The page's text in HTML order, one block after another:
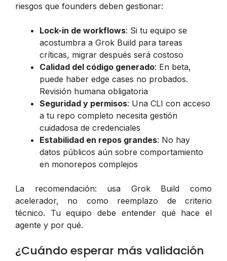
riesgos que founders deben gestionar:
Lock-in de workflows: Si tu equipo se
acostumbra a Grok Build para tareas
críticas, migrar después será costoso
Calidad del código generado: En beta,
puede haber edge cases no probados.
Revisión humana obligatoria
Seguridad y permisos: Una CLI con acceso
a tu repo completo necesita gestión
cuidadosa de credenciales
Estabilidad en repos grandes: No hay
datos públicos aún sobre comportamiento
en monorepos complejos
La recomendación: usa Grok Build como
acelerador, no como reemplazo de criterio
técnico. Tu equipo debe entender qué hace el
agente y por qué.
¿Cuándo esperar más validación